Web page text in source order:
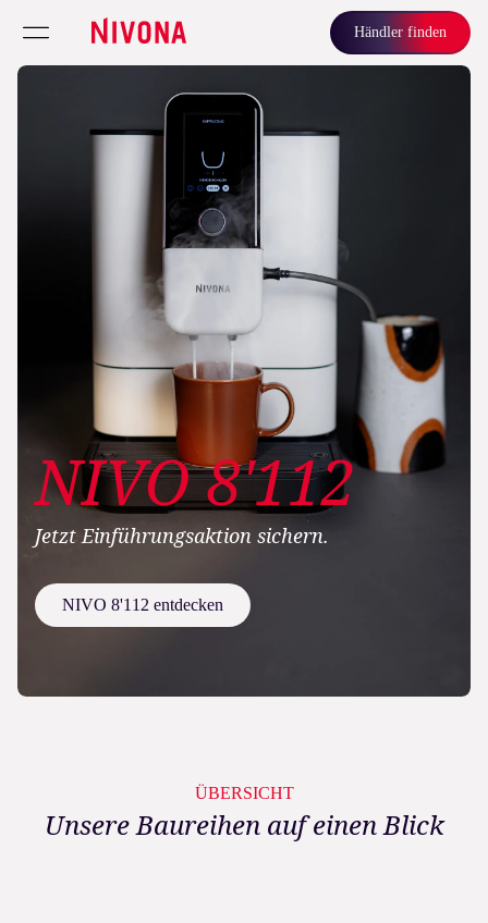
Händler finden
NIVO 8'112
Jetzt Einführungsaktion sichern.
NIVO 8'112 entdecken
ÜBERSICHT
Unsere Baureihen auf einen Blick